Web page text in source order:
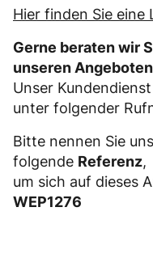
Hier finden Sie eine
Gerne beraten wir
unseren
Unser
unter folgender
Bitte nennen Sie
folgende Referenz,
um sich auf dieses
WEP1276